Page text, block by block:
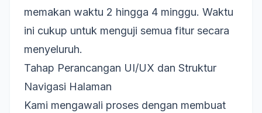
memakan waktu 2 hingga 4 minggu. Waktu
ini cukup untuk menguji semua fitur secara
menyeluruh.
Tahap Perancangan UI/UX dan Struktur
Navigasi Halaman
Kami mengawali proses dengan membuat